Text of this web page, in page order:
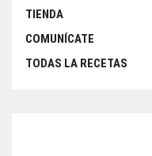
TIENDA
COMUNÍCATE
TODAS LA RECETAS